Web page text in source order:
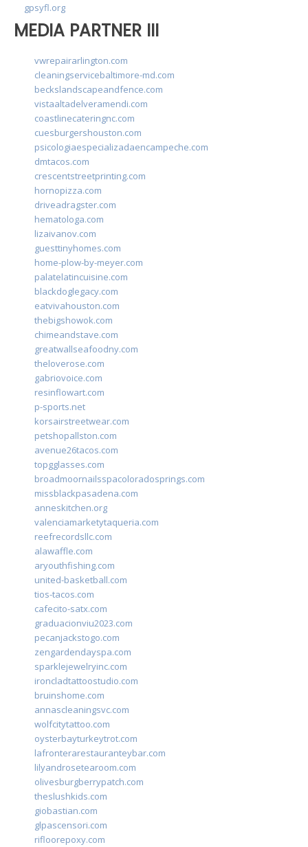
gpsyfl.org
MEDIA PARTNER III
vwrepairarlington.com
cleaningservicebaltimore-md.com
beckslandscapeandfence.com
vistaaltadelveramendi.com
coastlinecateringnc.com
cuesburgershouston.com
psicologiaespecializadaencampeche.com
dmtacos.com
crescentstreetprinting.com
hornopizza.com
driveadragster.com
hematologa.com
lizaivanov.com
guesttinyhomes.com
home-plow-by-meyer.com
palatelatincuisine.com
blackdoglegacy.com
eatvivahouston.com
thebigshowok.com
chimeandstave.com
greatwallseafoodny.com
theloverose.com
gabriovoice.com
resinflowart.com
p-sports.net
korsairstreetwear.com
petshopallston.com
avenue26tacos.com
topgglasses.com
broadmoornailsspacoloradosprings.com
missblackpasadena.com
anneskitchen.org
valenciamarketytaqueria.com
reefrecordsllc.com
alawaffle.com
aryouthfishing.com
united-basketball.com
tios-tacos.com
cafecito-satx.com
graduacionviu2023.com
pecanjackstogo.com
zengardendayspa.com
sparklejewelryinc.com
ironcladtattoostudio.com
bruinshome.com
annascleaningsvc.com
wolfcitytattoo.com
oysterbayturkeytrot.com
lafronterarestauranteybar.com
lilyandrosetearoom.com
olivesburgberrypatch.com
theslushkids.com
giobastian.com
glpascensori.com
rifloorepoxy.com